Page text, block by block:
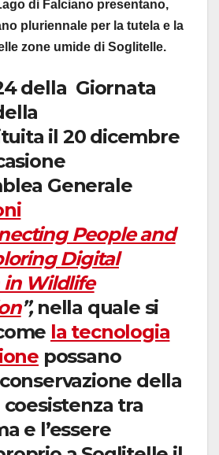
di Falciano presentano,
pluriennale per la tutela e la
zone umide di Soglitelle.
della Giornata
il 20 dicembre
Generale
People and
Digital
Wildlife
”, nella quale si
la tecnologia
possano
della
tra
e l’essere